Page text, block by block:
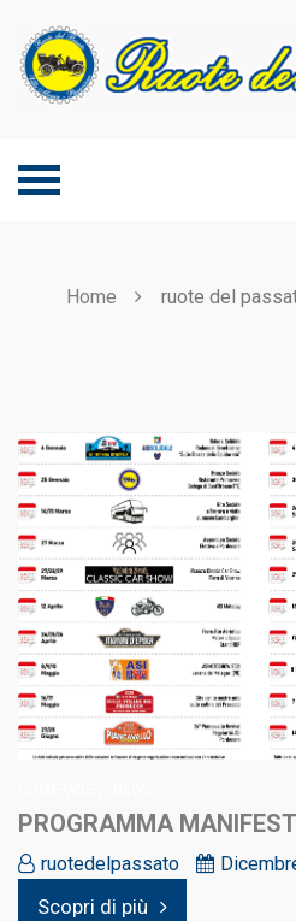
content
Home ruote del
PROGRAMMA
ruotedelpassato
Scopri di più